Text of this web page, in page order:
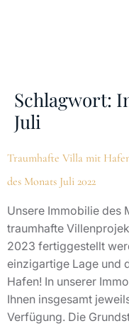
Schlagwort:
Juli
Traumhafte Villa mit
des Monats Juli 2022
Unsere Immobilie des
traumhafte
2023 fertiggestellt
einzigartige Lage und
Hafen! In unserer
Ihnen insgesamt
Verfügung. Die